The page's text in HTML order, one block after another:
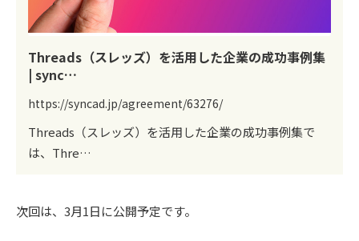
Threads（スレッズ）を活用した企業の成功事例集
| sync…
https://syncad.jp/agreement/63276/
Threads（スレッズ）を活用した企業の成功事例集で
は、Thre…
次回は、3月1日に公開予定です。